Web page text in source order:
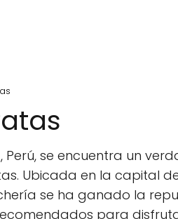
se encuentra un
Ubicada en la capital
se ha ganado la
para